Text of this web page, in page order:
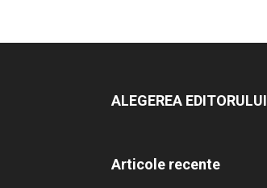
ALEGEREA EDITORULUI
Articole recente